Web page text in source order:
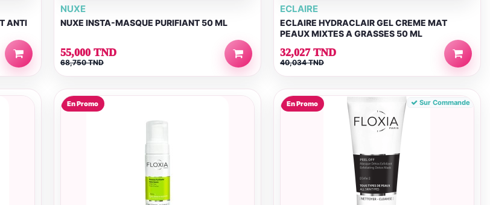
ANTI
NUXE
NUXE INSTA-MASQUE PURIFIANT 50 ML
55,000 TND
68,750 TND
ECLAIRE
ECLAIRE HYDRACLAIR GEL CREME MAT
PEAUX MIXTES A GRASSES 50 ML
32,027 TND
40,034 TND
En Promo En Promo Sur Commande